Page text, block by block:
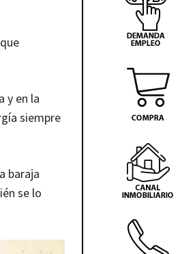
y en la
siempre
baraja
se lo